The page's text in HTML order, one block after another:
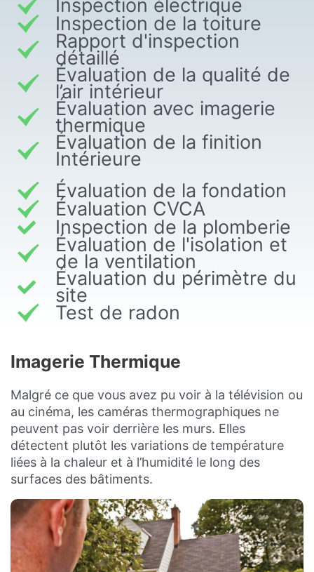
Inspection électrique
Inspection de la toiture
Rapport d'inspection
détaillé
Évaluation de la qualité de
l’air intérieur
Évaluation avec imagerie
thermique
Évaluation de la finition
Intérieure
Évaluation de la fondation
Évaluation CVCA
Inspection de la plomberie
Évaluation de l'isolation et
de la ventilation
Évaluation du périmètre du
site
Test de radon
Imagerie Thermique
Malgré ce que vous avez pu voir à la télévision ou
au cinéma, les caméras thermographiques ne
peuvent pas voir derrière les murs. Elles
détectent plutôt les variations de température
liées à la chaleur et à l’humidité le long des
surfaces des bâtiments.